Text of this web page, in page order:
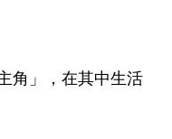
角」，在其中生活